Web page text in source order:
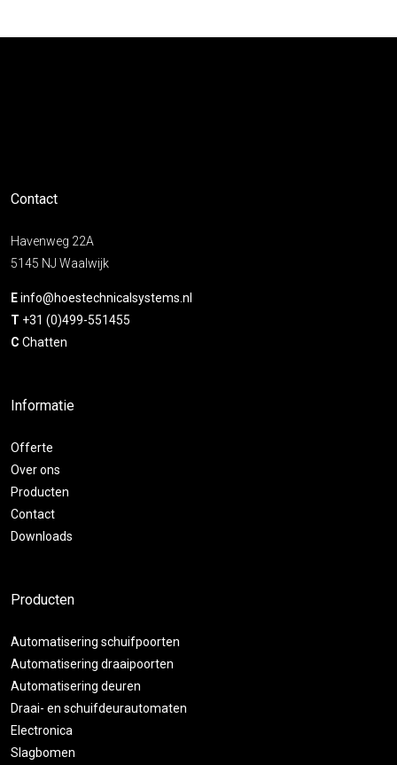
Contact
Havenweg 22A
5145 NJ Waalwijk
Einfo@hoestechnicalsystems.nl
T +31 (0)499-551455
C Chatten
Informatie
Offerte
Over ons
Producten
Contact
Downloads
Producten
Automatisering schuifpoorten
Automatisering draaipoorten
Automatisering deuren
Draai- en schuifdeurautomaten
Electronica
Slagbomen